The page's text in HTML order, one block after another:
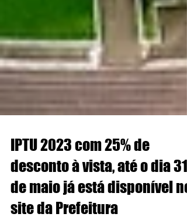
IPTU 2023 com 25% de
desconto à vista, até o dia 31
de maio já está disponível no